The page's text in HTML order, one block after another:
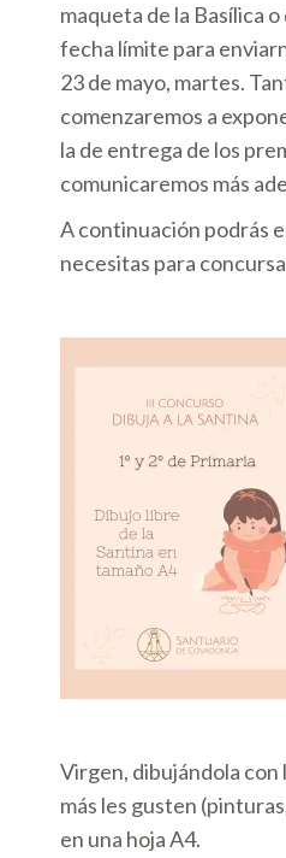
maqueta de la Basílica o
fecha límite para
23 de mayo, martes.
comenzaremos a
la de entrega de los
comunicaremos más
A continuación podrás
necesitas para
Virgen, dibujándola con
más les gusten
en una hoja A4.